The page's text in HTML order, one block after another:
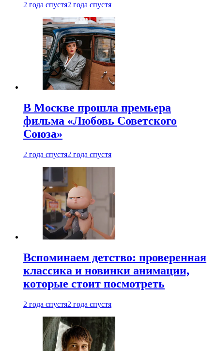
2 года спустя2 года спустя
В Москве прошла премьера
фильма «Любовь Советского
Союза»
2 года спустя2 года спустя
Вспоминаем детство: проверенная
классика и новинки анимации,
которые стоит посмотреть
2 года спустя2 года спустя